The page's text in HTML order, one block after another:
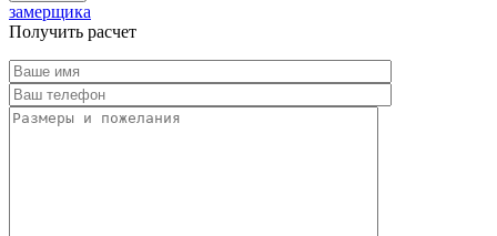
замерщика
Получить расчет